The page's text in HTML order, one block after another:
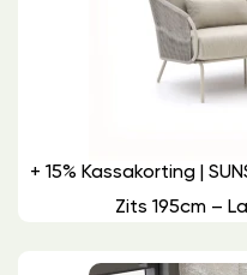
+ 15% Kassakorting |
Zits 195cm –